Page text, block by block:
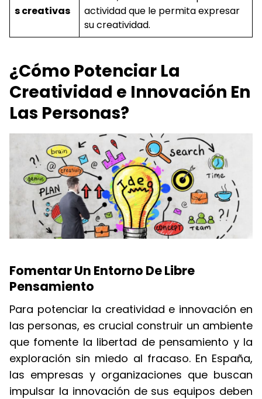
s creativas
actividad que le permita expresar
su creatividad.
¿Cómo Potenciar La
Creatividad e Innovación En
Las Personas?
Fomentar Un Entorno De Libre
Pensamiento
Para potenciar la creatividad e innovación en
las personas, es crucial construir un ambiente
que fomente la libertad de pensamiento y la
exploración sin miedo al fracaso. En España,
las empresas y organizaciones que buscan
impulsar la innovación de sus equipos deben